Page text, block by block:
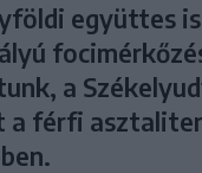
együttes
a
a férfi